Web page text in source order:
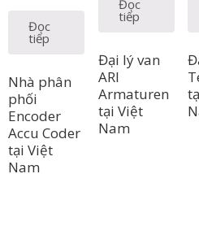
Đọc
tiếp
Nhà phân
phối
Encoder
Accu Coder
tại Việt
Nam
Đọc
tiếp
Đại lý van
ARI
Armaturen
tại Việt
Nam